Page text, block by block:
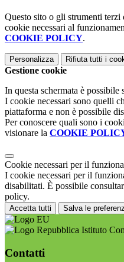
Questo sito o gli strumenti
cookie necessari al
COOKIE POLICY.
Personalizza Rifiuta tutti i
Gestione cookie
In questa schermata è
I cookie necessari sono quelli
piattaforma e non è possibile
Per conoscere quali sono i
visionare la COOKIE
Cookie necessari per il
I cookie necessari per il
disabilitati. È possibile
policy.
Accetta tutti Salva le
Istituto
Contatti